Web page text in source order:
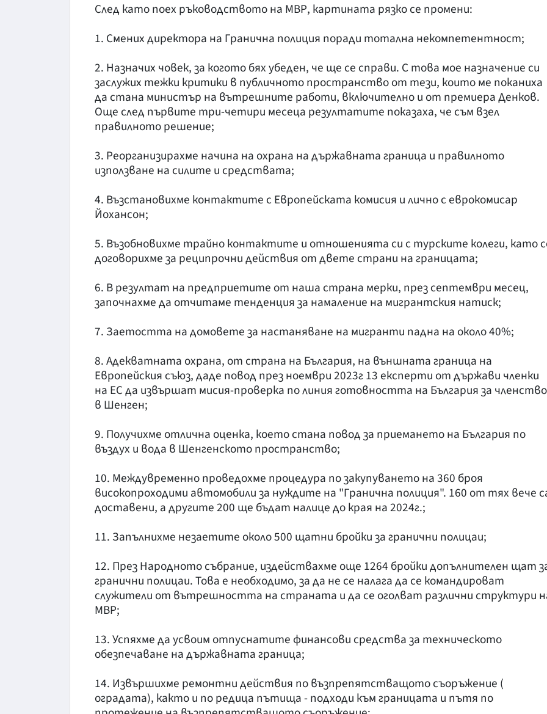
След като поех ръководството на МВР, картината рязко се промени:
1. Смених директора на Гранична полиция поради тотална некомпетентност;
2. Назначих човек, за когото бях убеден, че ще се справи. С това мое назначение си
заслужих тежки критики в публичното пространство от тези, които ме поканиха
да стана министър на вътрешните работи, включително и от премиера Денков.
Още след първите три-четири месеца резултатите показаха, че съм взел
правилното решение;
3. Реорганизирахме начина на охрана на държавната граница и правилното
използване на силите и средствата;
4. Възстановихме контактите с Европейската комисия и лично с еврокомисар
Йохансон;
5. Възобновихме трайно контактите и отношенията си с турските колеги, като
договорихме за реципрочни действия от двете страни на границата;
6. В резултат на предприетите от наша страна мерки, през септември месец,
започнахме да отчитаме тенденция за намаление на мигрантския натиск;
7. Заетостта на домовете за настаняване на мигранти падна на около 40%;
8. Адекватната охрана, от страна на България, на външната граница на
Европейския съюз, даде повод през ноември 2023г 13 експерти от държави членки
на ЕС да извършат мисия-проверка по линия готовността на България за членство
в Шенген;
9. Получихме отлична оценка, което стана повод за приемането на България по
въздух и вода в Шенгенското пространство;
10. Междувременно проведохме процедура по закупуването на 360 броя
високопроходими автомобили за нуждите на "Гранична полиция". 160 от тях вече
доставени, а другите 200 ще бъдат налице до края на 2024г.;
11. Запълнихме незаетите около 500 щатни бройки за гранични полицаи;
12. През Народното събрание, издействахме още 1264 бройки допълнителен щат
гранични полицаи. Това е необходимо, за да не се налага да се командироват
служители от вътрешността на страната и да се оголват различни структури
МВР;
13. Успяхме да усвоим отпуснатите финансови средства за техническото
обезпечаване на държавната граница;
14. Извършихме ремонтни действия по възпрепятстващото съоръжение (
оградата), както и по редица пътища - подходи към границата и пътя по